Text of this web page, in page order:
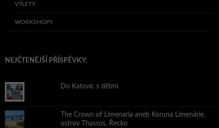
VÝLETY
WORKSHOPY
NEJČTENĚJŠÍ PŘÍSPĚVKY:
Do Katovic s dětmi
The Crown of Limenaria aneb Koruna Limenárie,
ostrov Thassos, Řecko